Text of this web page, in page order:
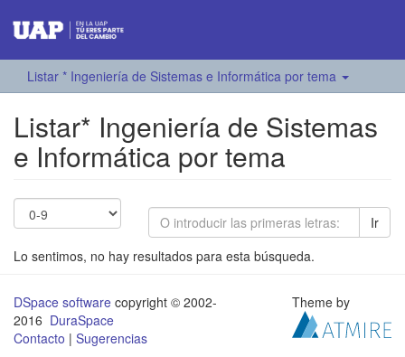
Listar * Ingeniería de Sistemas e Informática por tema
Listar* Ingeniería de Sistemas
e Informática por tema
Ir
Lo sentimos, no hay resultados para esta búsqueda.
DSpace software copyright © 2002-
2016 DuraSpace
Contacto | Sugerencias
Theme by